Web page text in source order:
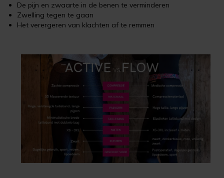
De pijn en zwaarte in de benen te verminderen
Zwelling tegen te gaan
Het verergeren van klachten af te remmen